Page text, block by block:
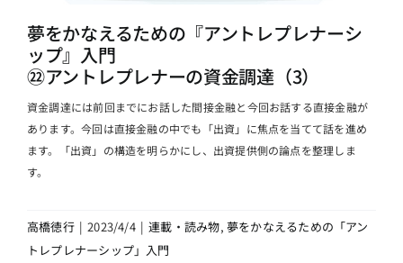
夢をかなえるための『アントレプレナーシ
ップ』入門
㉒アントレプレナーの資金調達（3）
資金調達には前回までにお話した間接金融と今回お話する直接金融が
あります。今回は直接金融の中でも「出資」に焦点を当てて話を進め
ます。「出資」の構造を明らかにし、出資提供側の論点を整理しま
す。
高橋徳行 | 2023/4/4 | 連載・読み物, 夢をかなえるための「アン
トレプレナーシップ」入門